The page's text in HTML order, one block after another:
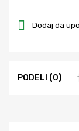
Dodaj da
PODELI (0)